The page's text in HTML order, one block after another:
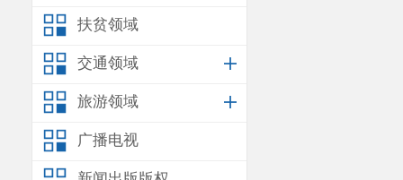
扶贫领域
交通领域
旅游领域
广播电视